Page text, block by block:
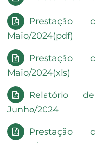
Maio/2024(pdf)
Maio/2024(xls)
Relatório
Junho/2024